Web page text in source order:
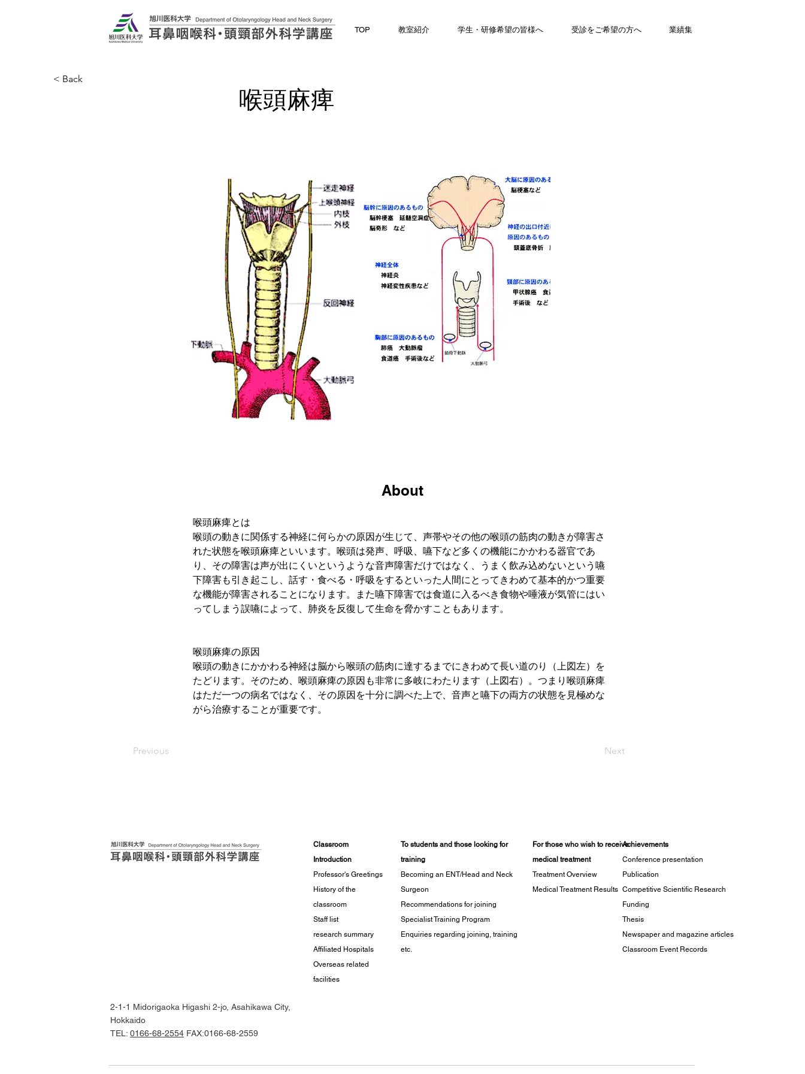
TOP 教室紹介 学生・研修希望の皆様へ 受診をご希望の方へ 業績集
< Back
喉頭麻痺
About
喉頭麻痺とは
喉頭の動きに関係する神経に何らかの原因が生じて、声帯やその他の喉頭の筋肉の動きが障害さ
れた状態を喉頭麻痺といいます。喉頭は発声、呼吸、嚥下など多くの機能にかかわる器官であ
り、その障害は声が出にくいというような音声障害だけではなく、うまく飲み込めないという嚥
下障害も引き起こし、話す・食べる・呼吸をするといった人間にとってきわめて基本的かつ重要
な機能が障害されることになります。また嚥下障害では食道に入るべき食物や唾液が気管にはい
ってしまう誤嚥によって、肺炎を反復して生命を脅かすこともあります。
喉頭麻痺の原因
喉頭の動きにかかわる神経は脳から喉頭の筋肉に達するまでにきわめて長い道のり（上図左）を
たどります。そのため、喉頭麻痺の原因も非常に多岐にわたります（上図右）。つまり喉頭麻痺
はただ一つの病名ではなく、その原因を十分に調べた上で、音声と嚥下の両方の状態を見極めな
がら治療することが重要です。
Previous Next
Classroom
Introduction
Professor's Greetings
History of the
classroom
Staff list
research summary
Affiliated Hospitals
Overseas related
facilities
To students and those looking for
training
Becoming an ENT/Head and Neck
Surgeon
Recommendations for joining
Specialist Training Program
Enquiries regarding joining, training
etc.
Achievements
Conference presentation
Publication
Competitive Scientific Research
Funding
Thesis
Newspaper and magazine articles
Classroom Event Records
For those who wish to receive
medical treatment
Treatment Overview
Medical Treatment Results
2-1-1 Midorigaoka Higashi 2-jo, Asahikawa City,
Hokkaido
TEL: 0166-68-2554 FAX:0166-68-2559